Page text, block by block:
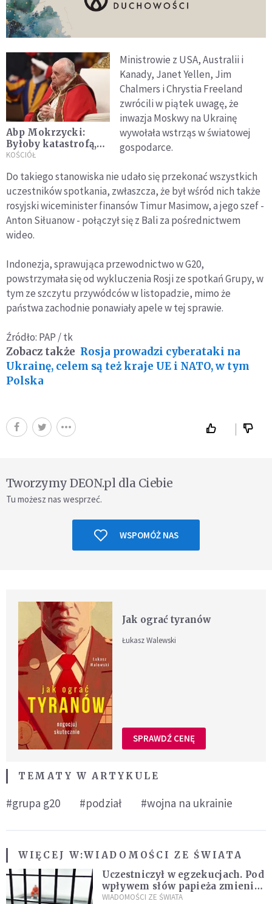
Abp Mokrzycki:
Byłoby katastrofą,
gdyby Ojciec Święty
Rosję, a potem
Ukrainę
KOŚCIÓŁ
Ministrowie z USA, Australii i
Kanady, Janet Yellen, Jim
Chalmers i Chrystia Freeland
zwrócili w piątek uwagę, że
inwazja Moskwy na Ukrainę
wywołała wstrząs w światowej
gospodarce.
Do takiego stanowiska nie udało się przekonać wszystkich
uczestników spotkania, zwłaszcza, że był wśród nich także
rosyjski wiceminister finansów Timur Masimow, a jego szef -
Anton Siłuanow - połączył się z Bali za pośrednictwem
wideo.
Indonezja, sprawująca przewodnictwo w G20,
powstrzymała się od wykluczenia Rosji ze spotkań Grupy, w
tym ze szczytu przywódców w listopadzie, mimo że
państwa zachodnie ponawiały apele w tej sprawie.
Źródło: PAP / tk
Zobacz także Rosja prowadzi cyberataki na
Ukrainę, celem są też kraje UE i NATO, w tym
Polska
Tworzymy DEON.pl dla Ciebie
Tu możesz nas wesprzeć.
WSPOMÓŻ NAS
Jak ograć tyranów
Łukasz Walewski
SPRAWDŹ CENĘ
TEMATY W ARTYKULE
#grupa g20 #podział #wojna na ukrainie
WIĘCEJ W:WIADOMOŚCI ZE ŚWIATA
Uczestniczył w egzekucjach. Pod
wpływem słów papieża zmienił
zdanie
WIADOMOŚCI ZE ŚWIATA